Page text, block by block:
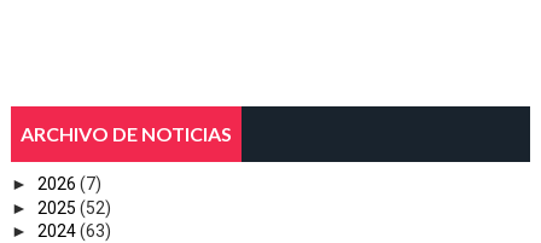
ARCHIVO DE NOTICIAS
► 2026 (7)
► 2025 (52)
► 2024(63)